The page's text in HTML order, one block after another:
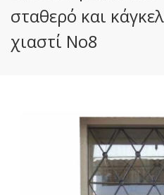
σταθερό και
χιαστί No8